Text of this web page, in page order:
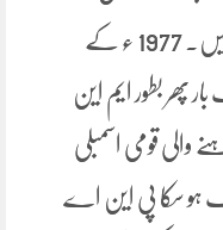
چاہئے ۔ آپ مزید ایک لفظ بھی نہ بولیں۔ 1977 ء کے
پھر بطور ایم این
قومی اسمبلی
ہو سکا پی این اے